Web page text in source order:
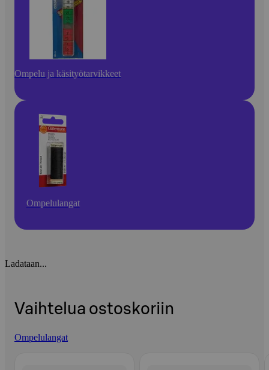
Ompelu ja käsityötarvikkeet
Ompelulangat
Ladataan...
Vaihtelua ostoskoriin
Ompelulangat